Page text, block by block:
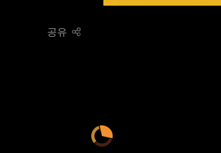
공유